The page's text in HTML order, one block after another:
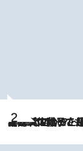
2026.8.5
【阿川佐和子さんの年とる力】なぜ70代で始めた趣味は“こんなに楽しい”のか？ ピアノ、俳句…スランプに陥っても続けられる“ある秘訣”とは